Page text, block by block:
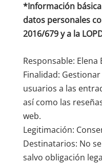
*Información
datos personales
2016/679 y a la
Responsable: Elena
Finalidad:
usuarios a las
así como las
web.
Legitimación:
Destinatarios: No
salvo obligación